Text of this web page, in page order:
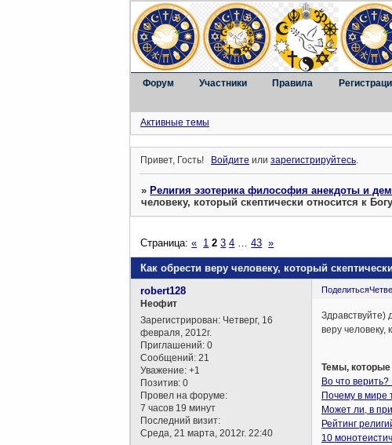
Форум Участники Правила
Активные темы
Привет, Гость! Войдите илизарегистрируйтесь.
»Религия эзотерика философия анекдоты и
человеку, который скептически относится к
Как обрести веру человеку, который
Страница:« 1 2 3 4 43 »
Поделиться
robert128
Неофит
Зарегистрирован: Четверг, 16
февраля, 2012г.
Приглашений: 0
Сообщений: 21
Уважение: +1
Позитив: 0
Провел на форуме:
7 часов 19 минут
Последний визит:
Среда, 21 марта, 2012г. 22:40
Здравствуйте)
веру человеку,
Темы, которые
Во что
Почему в мире
Может ли, в
Рейтинг
10